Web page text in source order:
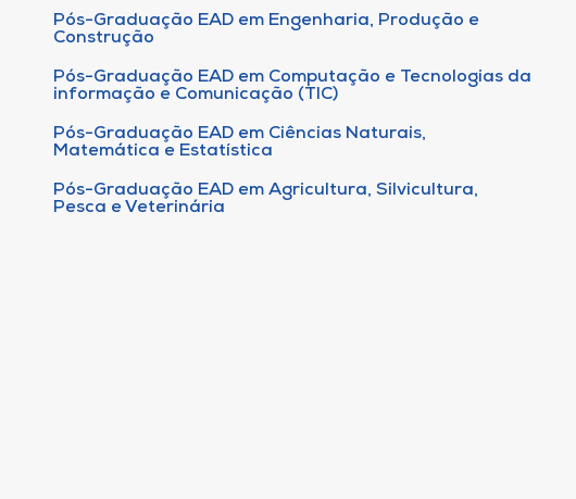
Pós-Graduação EAD em Engenharia, Produção e
Construção
Pós-Graduação EAD em Computação e Tecnologias da
informação e Comunicação (TIC)
Pós-Graduação EAD em Ciências Naturais,
Matemática e Estatística
Pós-Graduação EAD em Agricultura, Silvicultura,
Pesca e Veterinária